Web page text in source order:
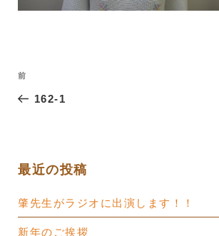
投
ナ
ー
ョ
ン
過
去
前
162-1
最近の投稿
肇先生がラジオに出演します！！
新年のご挨拶